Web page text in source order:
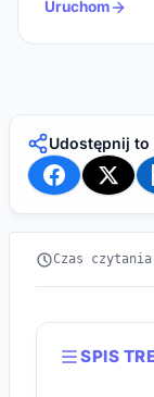
Uruchom
Udostępnij
Czas
SPIS